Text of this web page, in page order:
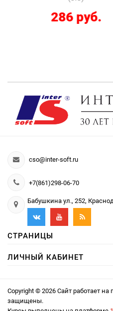
286 руб.
cso@inter-soft.ru
+7(861)298-06-70
Бабушкина ул., 252,
СТРАНИЦЫ
ЛИЧНЫЙ КАБИНЕТ
Copyright © 2026 Сайт работает на
защищены.